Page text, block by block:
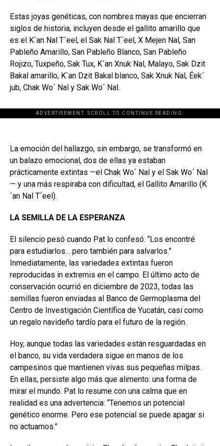
Estas joyas genéticas, con nombres mayas que encierran
siglos de historia, incluyen desde el gallito amarillo que
es el K´an Nal T´eel, el Sak Nal T´eel, X Mejen Nal, San
Pableño Amarillo, San Pableño Blanco, San Pableño
Rojizo, Tuxpeño, Sak Tux, K´an Xnuk Nal, Malayo, Sak Dzit
Bakal amarillo, K´an Dzit Bakal blanco, Sak Xnuk Nal, Éek´
jub, Chak Wo´ Nal y Sak Wo´ Nal.
ADVERTISEMENT. SCROLL TO CONTINUE READING.
La emoción del hallazgo, sin embargo, se transformó en
un balazo emocional, dos de ellas ya estaban
prácticamente extintas —el Chak Wo´ Nal y el Sak Wo´ Nal
— y una más respiraba con dificultad, el Gallito Amarillo (K
´an Nal T´eel).
LA SEMILLA DE LA ESPERANZA
El silencio pesó cuando Pat lo confesó. “Los encontré
para estudiarlos… pero también para salvarlos.”
Inmediatamente, las variedades extintas fueron
reproducidas in extremis en el campo. El último acto de
conservación ocurrió en diciembre de 2023, todas las
semillas fueron enviadas al Banco de Germoplasma del
Centro de Investigación Científica de Yucatán, casi como
un regalo navideño tardío para el futuro de la región.
Hoy, aunque todas las variedades están resguardadas en
el banco, su vida verdadera sigue en manos de los
campesinos que mantienen vivas sus pequeñas milpas.
En ellas, persiste algo más que alimento: una forma de
mirar el mundo. Pat lo resume con una calma que en
realidad es una advertencia: “Tenemos un potencial
genético enorme. Pero ese potencial se puede apagar si
no actuamos.”